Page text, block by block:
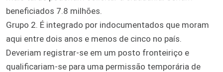
beneficiados 7.8 milhões.
Grupo 2. É integrado por indocumentados que moram
aqui entre dois anos e menos de cinco no país.
Deveriam registrar-se em um posto fronteiriço e
qualificariam-se para uma permissão temporária de